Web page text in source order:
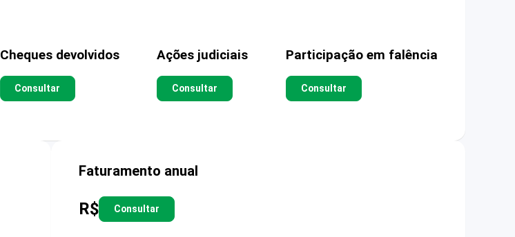
Cheques devolvidos
Consultar
Ações judiciais
Consultar
Participação em falência
Consultar
Faturamento anual
R$ Consultar